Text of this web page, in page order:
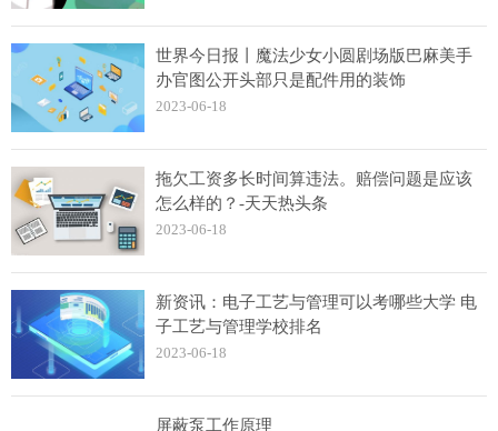
世界今日报丨魔法少女小圆剧场版巴麻美手
办官图公开头部只是配件用的装饰
2023-06-18
拖欠工资多长时间算违法。赔偿问题是应该
怎么样的？-天天热头条
2023-06-18
新资讯：电子工艺与管理可以考哪些大学 电
子工艺与管理学校排名
2023-06-18
屏蔽泵工作原理